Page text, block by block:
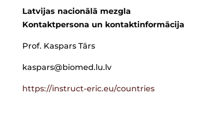
Latvijas nacionālā mezgla
Kontaktpersona un kontaktinformācija
Prof. Kaspars Tārs
kaspars@biomed.lu.lv
https://instruct-eric.eu/countries